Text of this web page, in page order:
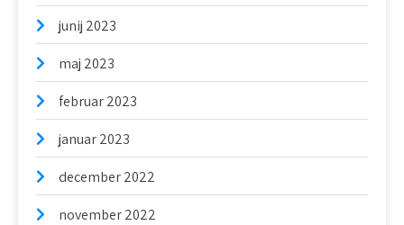
junij 2023
maj 2023
februar 2023
januar 2023
december 2022
november 2022